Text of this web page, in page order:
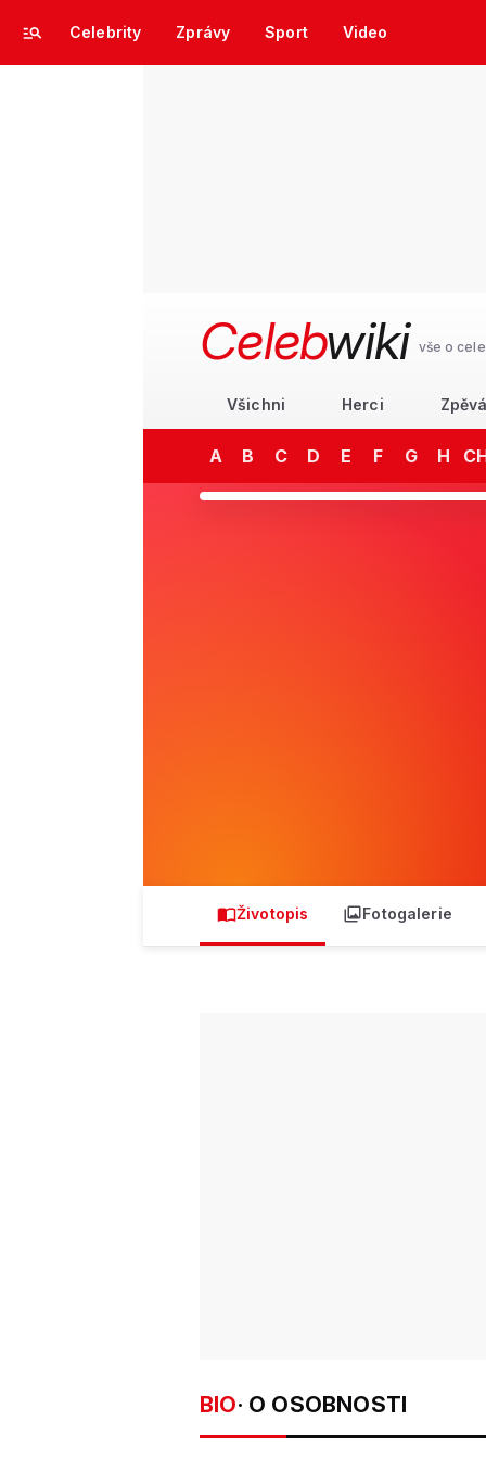
Celebrity Zprávy Sport Video
Celebwiki vše o
Všichni Herci
A B C D E F G H
Životopis Fotogalerie
BIO· O OSOBNOSTI